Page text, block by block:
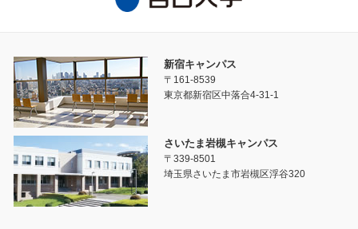
新宿キャンパス
〒161-8539
東京都新宿区中落合4-31-1
さいたま岩槻キャンパス
〒339-8501
埼玉県さいたま市岩槻区浮谷320